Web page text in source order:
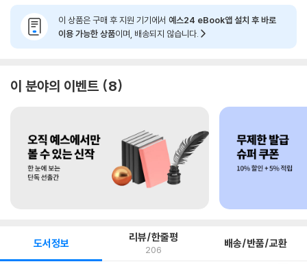
이 상품은 구매 후 지원 기기에서 예스24 eBook앱 설치 후 바로
이용 가능한 상품이며, 배송되지 않습니다.
이 분야의 이벤트 8
도서정보 리뷰/한줄평
206 배송/반품/교환